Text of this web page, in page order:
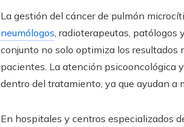
La gestión del cáncer de pulmón
neumólogos, radioterapeutas, patólogos
conjunto no solo optimiza los resultados
pacientes. La atención psicooncológica
dentro del tratamiento, ya que ayudan a
En hospitales y centros especializados